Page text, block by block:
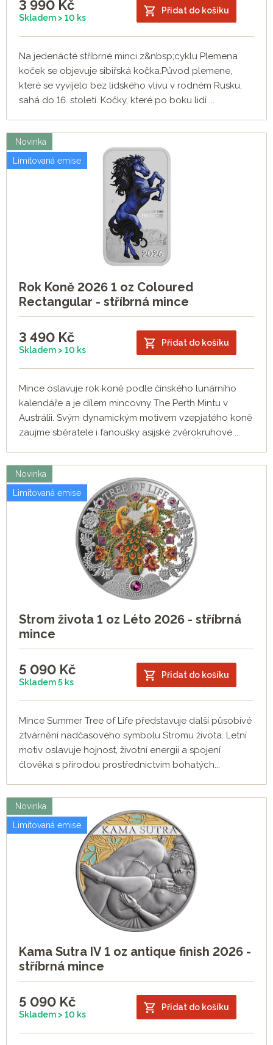
3 990 Kč
Skladem > 10 ks
Přidat do košíku
Na jedenácté stříbrné minci z&nbsp;cyklu Plemena
koček se objevuje sibiřská kočka.Původ plemene,
které se vyvíjelo bez lidského vlivu v rodném Rusku,
sahá do 16. století. Kočky, které po boku lidí ...
Novinka
Limitovaná emise
Rok Koně 2026 1 oz Coloured
Rectangular - stříbrná mince
3 490 Kč
Skladem > 10 ks
Přidat do košíku
Mince oslavuje rok koně podle čínského lunárního
kalendáře a je dílem mincovny The Perth Mintu v
Austrálii. Svým dynamickým motivem vzepjatého koně
zaujme sběratele i fanoušky asijské zvěrokruhové ...
Novinka
Limitovaná emise
Strom života 1 oz Léto 2026 - stříbrná
mince
5 090 Kč
Skladem 5 ks
Přidat do košíku
Mince Summer Tree of Life představuje další působivé
ztvárnění nadčasového symbolu Stromu života. Letní
motiv oslavuje hojnost, životní energii a spojení
člověka s přírodou prostřednictvím bohatých...
Novinka
Limitovaná emise
Kama Sutra IV 1 oz antique finish 2026 -
stříbrná mince
5 090 Kč
Skladem > 10 ks
Přidat do košíku